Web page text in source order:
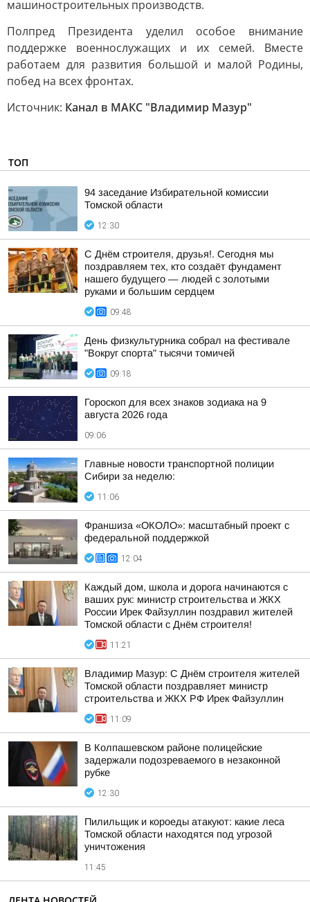
машиностроительных производств.
Полпред Президента уделил особое внимание
поддержке военнослужащих и их семей. Вместе
работаем для развития большой и малой Родины,
побед на всех фронтах.
Источник: Канал в МАКС "Владимир Мазур"
ТОП
94 заседание Избирательной комиссии
Томской области
12:30
С Днём строителя, друзья!. Сегодня мы
поздравляем тех, кто создаёт фундамент
нашего будущего — людей с золотыми
руками и большим сердцем
09:48
День физкультурника собрал на фестивале
"Вокруг спорта" тысячи томичей
09:18
Гороскоп для всех знаков зодиака на 9
августа 2026 года
09:06
Главные новости транспортной полиции
Сибири за неделю:
11:06
Франшиза «ОКОЛО»: масштабный проект с
федеральной поддержкой
12:04
Каждый дом, школа и дорога начинаются с
ваших рук: министр строительства и ЖКХ
России Ирек Файзуллин поздравил жителей
Томской области с Днём строителя!
11:21
Владимир Мазур: С Днём строителя жителей
Томской области поздравляет министр
строительства и ЖКХ РФ Ирек Файзуллин
11:09
В Колпашевском районе полицейские
задержали подозреваемого в незаконной
рубке
12:30
Пилильщик и короеды атакуют: какие леса
Томской области находятся под угрозой
уничтожения
11:45